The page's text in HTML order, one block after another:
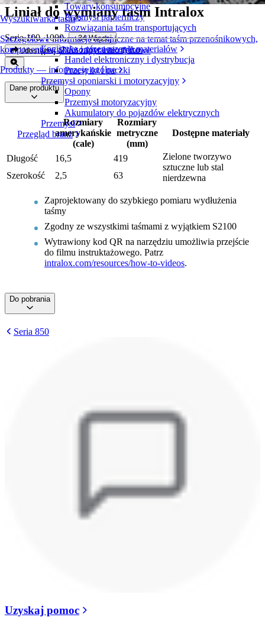
Wyszukiwarka taśm
Szczegółowe informacje techniczne na temat taśm przenośnikowych,
komponentów, akcesoriów i nie tylko
Produkty — informacje ogólne
Towary konsumpcyjne
Przemysł papierniczy
Rozwiązania taśm transportujących
Logistyka i przenoszenie materiałów
Handel elektroniczny i dystrybucja
Przesyłki i paczki
Przemysł oponiarski i motoryzacyjny
Opony
Przemysł motoryzacyjny
Akumulatory do pojazdów elektrycznych
Przemysł
Przegląd branż
Liniał do wymiany taśm Intralox
Seria 100, 1000, +34 Więcej
Udostępnij Złóż zapytanie ofertowe
Dane produktu
Rozmiary
amerykańskie
(cale)
Rozmiary
metryczne
(mm)
Dostępne materiały
Długość 16,5 419
Zielone tworzywo
sztuczne lub stal
nierdzewna
Szerokość 2,5 63
Zaprojektowany do szybkiego pomiaru wydłużenia
taśmy
Zgodny ze wszystkimi taśmami z wyjątkiem S2100
Wytrawiony kod QR na narzędziu umożliwia przejście
do filmu instruktażowego. Patrz
intralox.com/resources/how-to-videos.
Do pobrania
Seria 850
Uzyskaj pomoc